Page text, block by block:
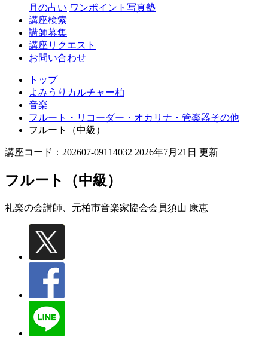
月の占い ワンポイント写真塾
講座検索
講師募集
講座リクエスト
お問い合わせ
トップ
よみうりカルチャー柏
音楽
フルート・リコーダー・オカリナ・管楽器その他
フルート（中級）
講座コード：202607-09114032 2026年7月21日 更新
フルート（中級）
礼楽の会講師、元柏市音楽家協会会員須山 康恵